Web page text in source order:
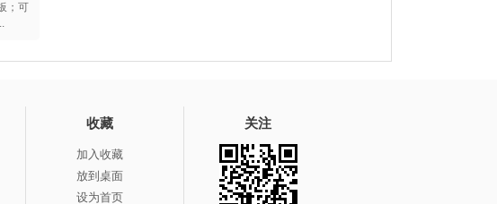
；可
收藏
加入收藏
放到桌面
设为首页
关注